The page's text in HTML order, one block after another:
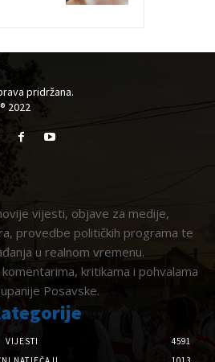
pridržana.
2022
vijesti, objave za medije,
provedbe političkih programa te
u realnom vremenu.
kritikama i pohvalama
Posavske.
VIJESTI
4591